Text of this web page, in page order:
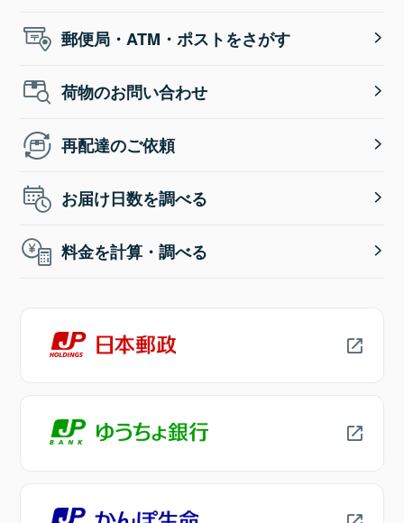
郵便局・ATM・ポストをさがす
荷物のお問い合わせ
再配達のご依頼
お届け日数を調べる
料金を計算・調べる